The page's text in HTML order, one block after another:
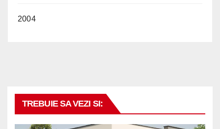
2004
TREBUIE SA VEZI SI: